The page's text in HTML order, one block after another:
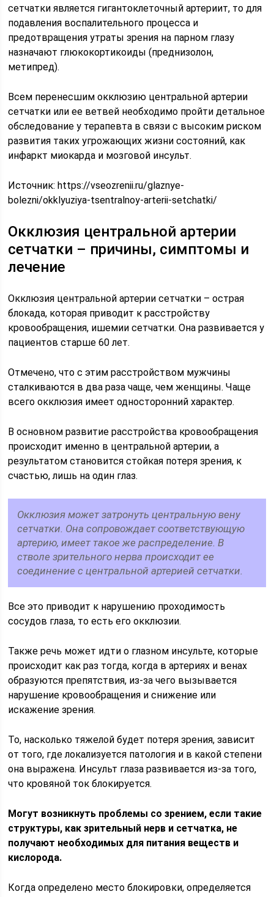
сетчатки является гигантоклеточный артериит, то для
подавления воспалительного процесса и
предотвращения утраты зрения на парном глазу
назначают глюкокортикоиды (преднизолон,
метипред).
Всем перенесшим окклюзию центральной артерии
сетчатки или ее ветвей необходимо пройти детальное
обследование у терапевта в связи с высоким риском
развития таких угрожающих жизни состояний, как
инфаркт миокарда и мозговой инсульт.
Источник:https://vseozrenii.ru/glaznye-
bolezni/okklyuziya-tsentralnoy-arterii-setchatki/
Окклюзия центральной артерии
сетчатки – причины, симптомы и
лечение
Окклюзия центральной артерии сетчатки – острая
блокада, которая приводит к расстройству
кровообращения, ишемии сетчатки. Она развивается у
пациентов старше 60 лет.
Отмечено, что с этим расстройством мужчины
сталкиваются в два раза чаще, чем женщины. Чаще
всего окклюзия имеет односторонний характер.
В основном развитие расстройства кровообращения
происходит именно в центральной артерии, а
результатом становится стойкая потеря зрения, к
счастью, лишь на один глаз.
Окклюзия может затронуть центральную вену
сетчатки. Она сопровождает соответствующую
артерию, имеет такое же распределение. В
стволе зрительного нерва происходит ее
соединение с центральной артерией сетчатки.
Все это приводит к нарушению проходимость
сосудов глаза, то есть его окклюзии.
Также речь может идти о глазном инсульте, которые
происходит как раз тогда, когда в артериях и венах
образуются препятствия, из-за чего вызывается
нарушение кровообращения и снижение или
искажение зрения.
То, насколько тяжелой будет потеря зрения, зависит
от того, где локализуется патология и в какой степени
она выражена. Инсульт глаза развивается из-за того,
что кровяной ток блокируется.
Могут возникнуть проблемы со зрением, если такие
структуры, как зрительный нерв и сетчатка, не
получают необходимых для питания веществ и
кислорода.
Когда определено место блокировки, определяется